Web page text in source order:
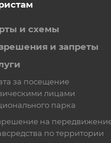
и схемы
и запреты
за посещение
лицами
парка
на
по территории